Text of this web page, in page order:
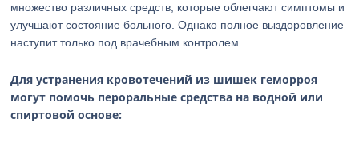
множество различных средств, которые облегчают симптомы и
улучшают состояние больного. Однако полное выздоровление
наступит только под врачебным контролем.
Для устранения кровотечений из шишек геморроя
могут помочь пероральные средства на водной или
спиртовой основе: